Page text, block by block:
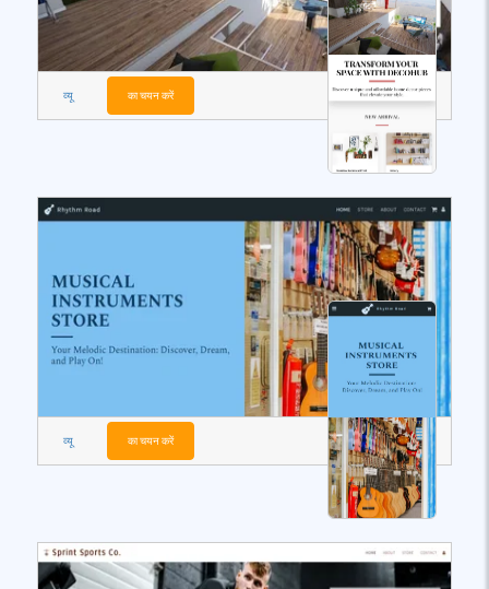
व्यू का चयन करें
व्यू का चयन करें